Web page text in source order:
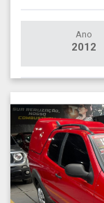
Ano
2012